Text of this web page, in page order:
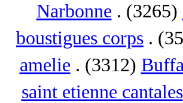
Narbonne . (3265)
boustigues corps .
amelie . (3312)
saint etienne cantales